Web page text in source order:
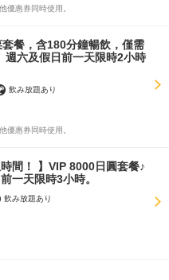
優惠券同時使用。
餐，含180分鐘暢飲，僅需
週六及假日前一天限時2小時
飲み放題あり
優惠券同時使用。
時間！ 】VIP 8000日圓套餐♪
一天限時3小時。
飲み放題あり
ェアする
】1500日元♪ *需提前預約
ル東塩小路町717-3 飯田惣平
ー